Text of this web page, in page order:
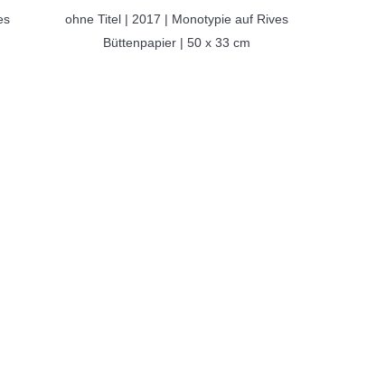
ohne Titel | 2017 | Monotypie auf Rives
Büttenpapier | 50 x 33 cm